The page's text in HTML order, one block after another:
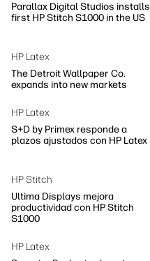
Parallax Digital Studios installs
first HP Stitch S1000 in the US
HP Latex
The Detroit Wallpaper Co.
expands into new markets
HP Latex
S+D by Primex responde a
plazos ajustados con HP Latex
HP Stitch
Ultima Displays mejora
productividad con HP Stitch
S1000
HP Latex